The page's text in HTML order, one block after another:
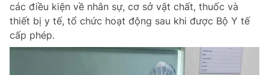
các điều kiện về nhân sự, cơ sở vật chất, thuốc và
thiết bị y tế, tổ chức hoạt động sau khi được Bộ Y tế
cấp phép.